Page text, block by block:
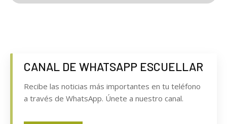
CANAL DE WHATSAPP ESCUELLAR
Recibe las noticias más importantes en tu teléfono
a través de WhatsApp. Únete a nuestro canal.